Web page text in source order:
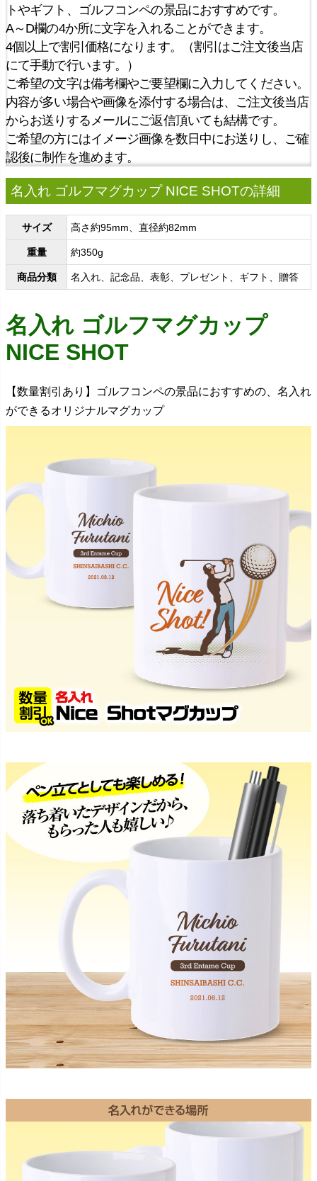
トやギフト、ゴルフコンペの景品におすすめです。
A～D欄の4か所に文字を入れることができます。
4個以上で割引価格になります。（割引はご注文後当店
にて手動で行います。）
ご希望の文字は備考欄やご要望欄に入力してください。
内容が多い場合や画像を添付する場合は、ご注文後当店
からお送りするメールにご返信頂いても結構です。
ご希望の方にはイメージ画像を数日中にお送りし、ご確
認後に制作を進めます。
名入れ ゴルフマグカップ NICE SHOTの詳細
サイズ 高さ約95mm、直径約82mm
重量 約350g
商品分類 名入れ、記念品、表彰、プレゼント、ギフト、贈答
名入れ ゴルフマグカップ
NICE SHOT
【数量割引あり】ゴルフコンペの景品におすすめの、名入れ
ができるオリジナルマグカップ